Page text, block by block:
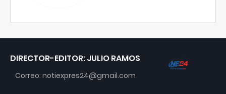
DIRECTOR-EDITOR: JULIO RAMOS
Correo: notiexpres24@gmail.com